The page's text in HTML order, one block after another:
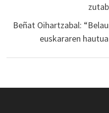
Beñat Oihartzabal:
euskararen